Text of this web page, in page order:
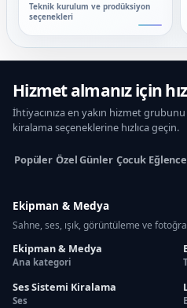
Teknik kurulum ve prodüksiyon
seçenekleri
Hizmet almanız için
İhtiyacınıza en yakın hizmet
kiralama seçeneklerine hızlıca geçin.
Popüler Özel Günler Çocuk Eğlence
Ekipman & Medya
Sahne, ses, ışık, görüntüleme ve
Ekipman & Medya
Ana kategori
Ses Sistemi Kiralama
Ses